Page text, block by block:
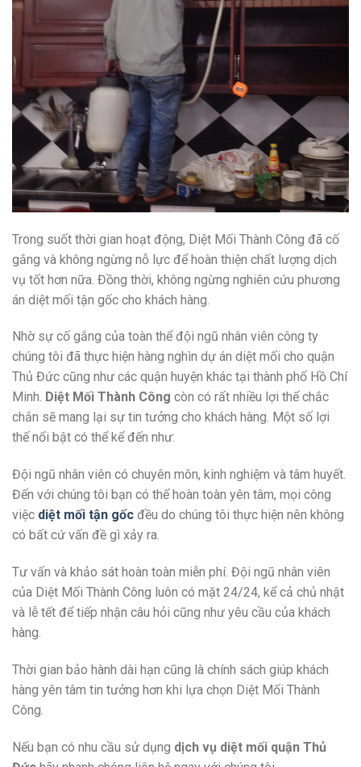
Trong suốt thời gian hoạt động, Diệt Mối Thành Công đã cố
gắng và không ngừng nỗ lực để hoàn thiện chất lượng dịch
vụ tốt hơn nữa. Đồng thời, không ngừng nghiên cứu phương
án diệt mối tận gốc cho khách hàng.
Nhờ sự cố gắng của toàn thể đội ngũ nhân viên công ty
chúng tôi đã thực hiện hàng nghìn dự án diệt mối cho quận
Thủ Đức cũng như các quận huyện khác tại thành phố Hồ Chí
Minh. Diệt Mối Thành Công còn có rất nhiều lợi thế chắc
chắn sẽ mang lại sự tin tưởng cho khách hàng. Một số lợi
thế nổi bật có thể kể đến như:
Đội ngũ nhân viên có chuyên môn, kinh nghiệm và tâm huyết.
Đến với chúng tôi bạn có thể hoàn toàn yên tâm, mọi công
việc diệt mối tận gốc đều do chúng tôi thực hiện nên không
có bất cứ vấn đề gì xảy ra.
Tư vấn và khảo sát hoàn toàn miễn phí. Đội ngũ nhân viên
của Diệt Mối Thành Công luôn có mặt 24/24, kể cả chủ nhật
và lễ tết để tiếp nhận câu hỏi cũng như yêu cầu của khách
hàng.
Thời gian bảo hành dài hạn cũng là chính sách giúp khách
hàng yên tâm tin tưởng hơn khi lựa chọn Diệt Mối Thành
Công.
Nếu bạn có nhu cầu sử dụng dịch vụ diệt mối quận Thủ